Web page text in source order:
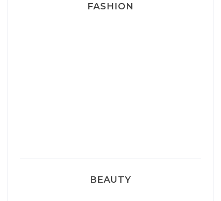
FASHION
BEAUTY